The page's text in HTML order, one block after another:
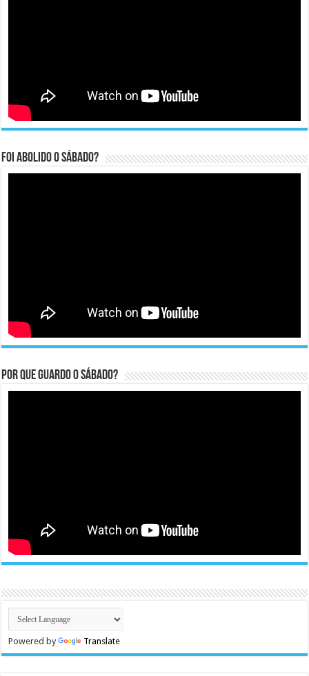
Foi abolido o sábado?
Por que guardo o Sábado?
Powered by Translate